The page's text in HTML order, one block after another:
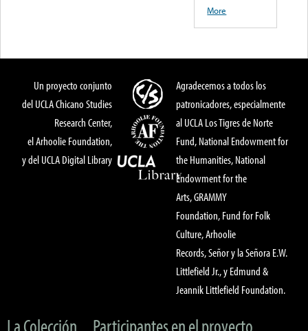
More
Un proyecto conjunto
del UCLA Chicano Studies
Research Center,
el Arhoolie Foundation,
y del UCLA Digital Library
Agradecemos a todos los
patronicadores, especialmente
al UCLA Los Tigres de Norte
Fund, National Endowment for
the Humanities, National
Endowment for the
Arts, GRAMMY
Foundation, Fund for Folk
Culture, Arhoolie
Records, Señor y la Señora E.W.
Littlefield Jr., y Edmund &
Jeannik Littlefield Foundation.
La Colección Participantes en el proyecto